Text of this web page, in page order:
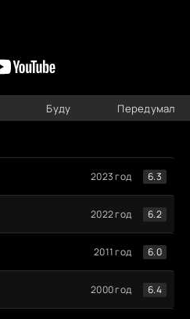
Буду Передумал
2000 год 6.4
2011 год 6.0
2022 год 6.2
2023 год 6.3